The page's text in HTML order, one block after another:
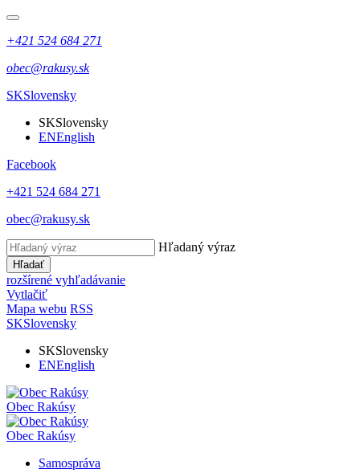
+421 524 684 271
obec@rakusy.sk
SKSlovensky
SKSlovensky
ENEnglish
Facebook
+421 524 684 271
obec@rakusy.sk
Hľadaný výraz
Hľadať
rozšírené vyhľadávanie
Vytlačiť
Mapa webu RSS
SKSlovensky
SKSlovensky
ENEnglish
Obec Rakúsy
Obec Rakúsy
Samospráva